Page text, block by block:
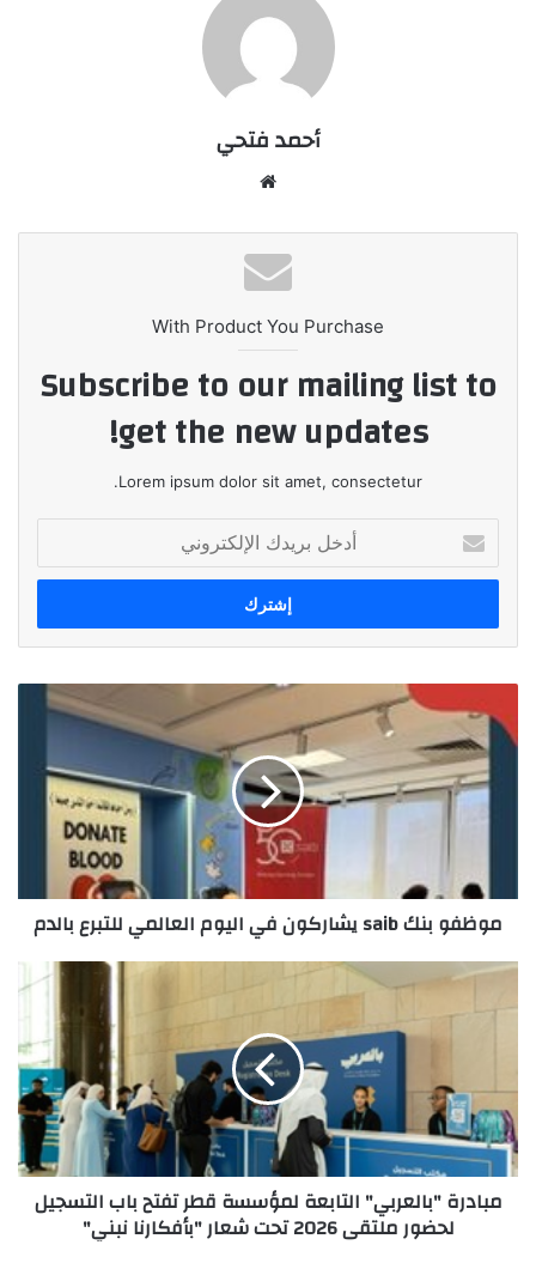
أحمد فتحي
With Product You Purchase
Subscribe to our mailing list to
get the new updates!
Lorem ipsum dolor sit amet, consectetur.
بريدك
الإلكتروني
بنك
saib
يشاركون
بالدم
موظفو بنك saib يشاركون في اليوم العالمي للتبرع بالدم
مبادرة
تفتح
باب
التسجيل
لحضور
ملتقى
مبادرة "بالعربي" التابعة لمؤسسة قطر تفتح باب التسجيل
لحضور ملتقى 2026 تحت شعار "بأفكارنا نبني"